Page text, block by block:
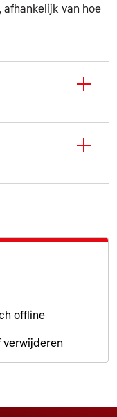
van hoe
offline
verwijderen